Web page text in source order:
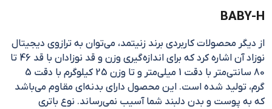
BABY-H
از دیگر محصولات کاربردی برند زنیتمد، می‌توان به ترازوی دیجیتال
نوزاد آن اشاره کرد که برای اندازه‌گیری وزن و قد نوزادان با قد 46 تا
80 سانتی‌متر با دقت 1 میلی‌متر و تا وزن 25 کیلوگرم با دقت 5
گرم، تولید شده است. این محصول دارای بدنه‌ای مقاوم می‌باشد
که به پوست و بدن دلبند شما آسیب نمی‌رساند. نوع باتری